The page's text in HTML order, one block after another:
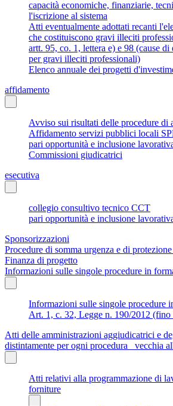
capacità economiche, finanziarie,
l'iscrizione al sistema
Atti eventualmente adottati recanti
che costituiscono gravi illeciti
artt. 95, co. 1, lettera e) e 98 (cause di
per gravi illeciti professionali)
Elenco annuale dei progetti
affidamento
Avviso sui risultati delle procedure di
Affidamento servizi pubblici locali
pari opportunità e inclusione
Commissioni giudicatrici
esecutiva
collegio consultivo tecnico CCT
pari opportunità e inclusione
Sponsorizzazioni
Procedure di somma urgenza e di
Finanza di progetto
Informazioni sulle singole procedure in
Informazioni sulle singole procedure
Art. 1, c. 32, Legge n. 190/2012 (fino
Atti delle amministrazioni aggiudicatrici e
distintamente per ogni procedura_ vecchia
Atti relativi alla programmazione di
forniture